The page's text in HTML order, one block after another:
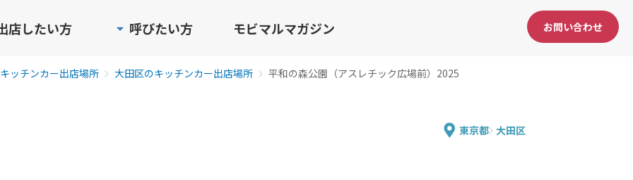
店したい方 呼びたい方 モビマルマガジン お問い合わせ
ッチンカー出店場所 大田区のキッチンカー出店場所 平和の森公園（アスレチック広場前）2025
東京都 大田区